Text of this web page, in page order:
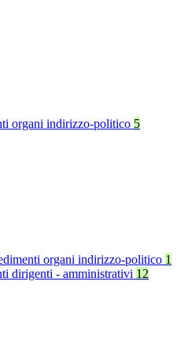
organi indirizzo-politico 5
organi indirizzo-politico 1
dirigenti - amministrativi 12